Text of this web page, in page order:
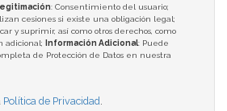
: Consentimiento del usuario;
cesiones si existe una obligación legal;
y suprimir, así como otros derechos, como
adicional;
Información Adicional: Puede
de Protección de Datos en nuestra
Política de Privacidad